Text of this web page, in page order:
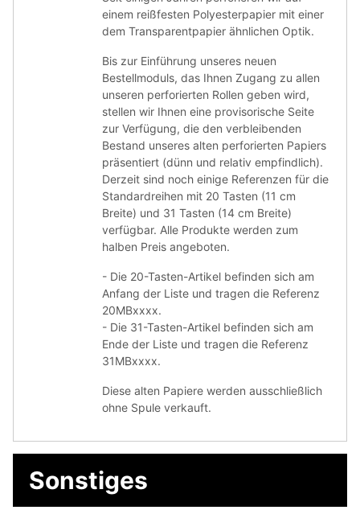
einem reißfesten Polyesterpapier mit einer
dem Transparentpapier ähnlichen Optik.
Bis zur Einführung unseres neuen
Bestellmoduls, das Ihnen Zugang zu allen
unseren perforierten Rollen geben wird,
stellen wir Ihnen eine provisorische Seite
zur Verfügung, die den verbleibenden
Bestand unseres alten perforierten Papiers
präsentiert (dünn und relativ empfindlich).
Derzeit sind noch einige Referenzen für die
Standardreihen mit 20 Tasten (11 cm
Breite) und 31 Tasten (14 cm Breite)
verfügbar. Alle Produkte werden zum
halben Preis angeboten.
- Die 20-Tasten-Artikel befinden sich am
Anfang der Liste und tragen die Referenz
20MBxxxx.
- Die 31-Tasten-Artikel befinden sich am
Ende der Liste und tragen die Referenz
31MBxxxx.
Diese alten Papiere werden ausschließlich
ohne Spule verkauft.
Sonstiges